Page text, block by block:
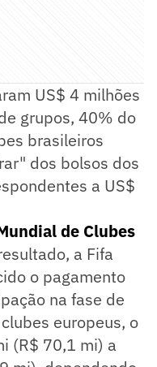
US$ 4 milhões
grupos, 40% do
brasileiros
dos bolsos dos
a US$
de Clubes
a Fifa
o pagamento
na fase de
europeus, o
(R$ 70,1 mi) a